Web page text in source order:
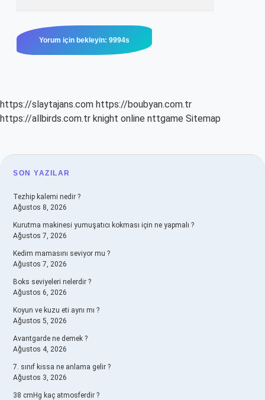
https://slaytajans.com https://boubyan.com.tr
https://allbirds.com.tr knight online nttgame Sitemap
SIDEBAR
SON YAZILAR
Tezhip kalemi nedir ?
Ağustos 8, 2026
Kurutma makinesi yumuşatıcı kokması için ne yapmalı ?
Ağustos 7, 2026
Kedim mamasını seviyor mu ?
Ağustos 7, 2026
Boks seviyeleri nelerdir ?
Ağustos 6, 2026
Koyun ve kuzu eti aynı mı ?
Ağustos 5, 2026
Avantgarde ne demek ?
Ağustos 4, 2026
7. sınıf kıssa ne anlama gelir ?
Ağustos 3, 2026
38 cmHg kaç atmosferdir ?